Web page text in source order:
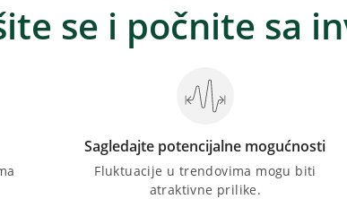
se i počnite sa
Sagledajte potencijalne mogućnosti
Fluktuacije u trendovima mogu biti
atraktivne prilike.